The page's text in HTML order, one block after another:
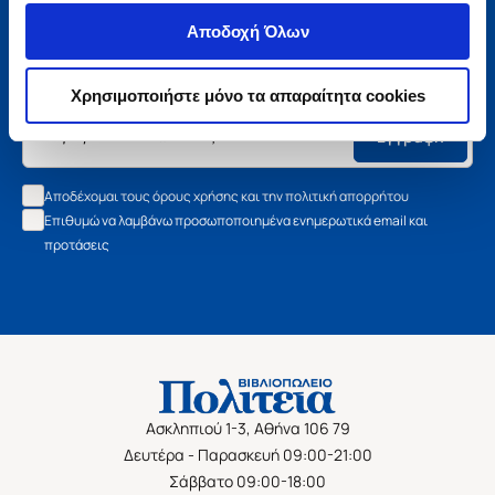
Αποδοχή Όλων
Χρησιμοποιήστε μόνο τα απαραίτητα cookies
Μάθετε τα νέα της Πολιτείας
Εγγραφείτε στο newsletter μας και μάθετε πρώτοι όλα τα
νέα βιβλία, τις εξαιρετικές τιμές και τις εκδηλώσεις μας.
Εγγραφή
Αποδέχομαι τους όρους χρήσης και την πολιτική απορρήτου
Επιθυμώ να λαμβάνω προσωποποιημένα ενημερωτικά email και
προτάσεις
Ασκληπιού 1-3, Αθήνα 106 79
Δευτέρα - Παρασκευή 09:00-21:00
Σάββατο 09:00-18:00